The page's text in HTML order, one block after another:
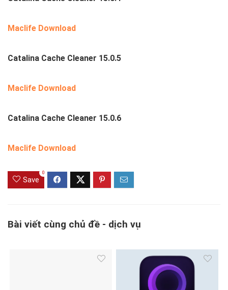
Maclife Download
Catalina Cache Cleaner 15.0.5
Maclife Download
Catalina Cache Cleaner 15.0.6
Maclife Download
Save
0
Bài viết cùng chủ đề - dịch vụ